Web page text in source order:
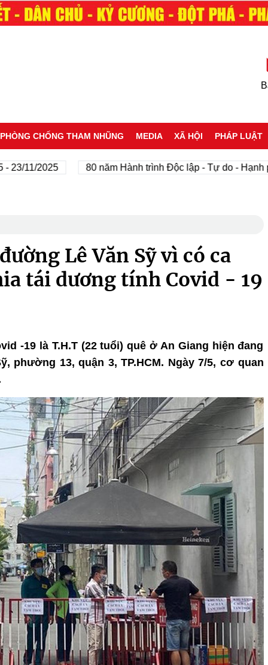
PHÒNG CHỐNG THAM NHŨNG MEDIA XÃ HỘI PHÁP LUẬT
2025 80 năm Hành trình Độc lập - Tự do - Hạnh phúc
Lê Văn Sỹ vì có ca
tái dương tính Covid - 19
-19 là T.H.T (22 tuổi) quê ở An Giang hiện đang
phường 13, quận 3, TP.HCM. Ngày 7/5, cơ quan